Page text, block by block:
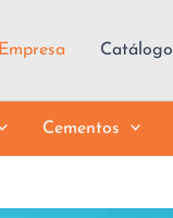
Empresa Catálogo
Cementos